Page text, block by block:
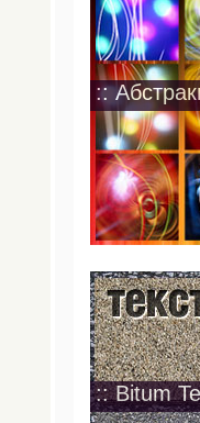
::
:: Bitum